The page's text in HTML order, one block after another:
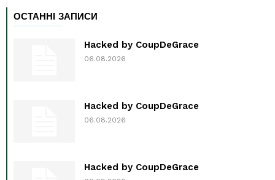
ОСТАННІ ЗАПИСИ
Hacked by CoupDeGrace
06.08.2026
Hacked by CoupDeGrace
06.08.2026
Hacked by CoupDeGrace